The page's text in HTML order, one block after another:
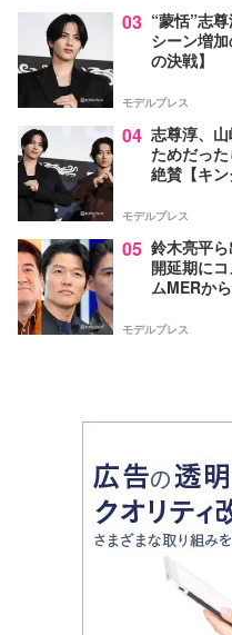
03 “蒙恬”志
シーン増
の決戦】
モデルプレス
04 志尊淳、
ためだっ
絶賛【キン
モデルプレス
05 鈴木亮平
開延期に
ムMERか
モデルプレス